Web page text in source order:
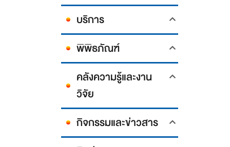
บริการ
พิพิธภัณฑ์
คลังความรู้และงาน
วิจัย
กิจกรรมและข่าวสาร